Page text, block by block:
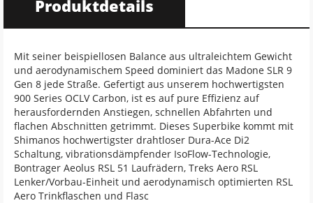
Produktdetails
Mit seiner beispiellosen Balance aus ultraleichtem Gewicht
und aerodynamischem Speed dominiert das Madone SLR 9
Gen 8 jede Straße. Gefertigt aus unserem hochwertigsten
900 Series OCLV Carbon, ist es auf pure Effizienz auf
herausfordernden Anstiegen, schnellen Abfahrten und
flachen Abschnitten getrimmt. Dieses Superbike kommt mit
Shimanos hochwertigster drahtloser Dura-Ace Di2
Schaltung, vibrationsdämpfender IsoFlow-Technologie,
Bontrager Aeolus RSL 51 Laufrädern, Treks Aero RSL
Lenker/Vorbau-Einheit und aerodynamisch optimierten RSL
Aero Trinkflaschen und Flasc